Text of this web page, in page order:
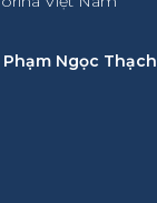
Ngọc Thạch